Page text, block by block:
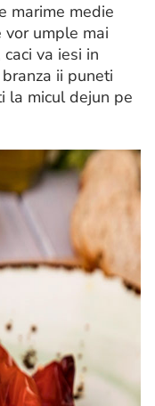
marime medie
vor umple mai
va iesi in
ii puneti
la micul dejun pe